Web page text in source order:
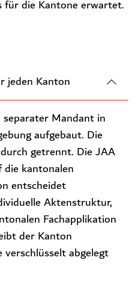
für die Kantone erwartet.
jeden Kanton
Mandant in
aufgebaut. Die
getrennt. Die JAA
kantonalen
entscheidet
Aktenstruktur,
Fachapplikation
der Kanton
abgelegt